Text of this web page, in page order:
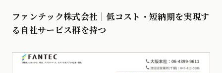
ファンテック株式会社｜低コスト・短納期を実現す
る自社サービス群を持つ